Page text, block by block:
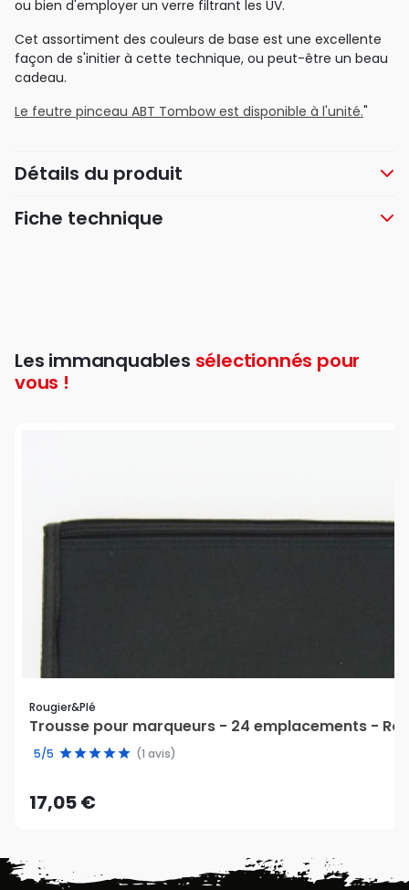
ou bien d'employer un verre filtrant les UV.
Cet assortiment des couleurs de base est une excellente
façon de s'initier à cette technique, ou peut-être un beau
cadeau.
Le feutre pinceau ABT Tombow est disponible à l'unité."
Détails du produit
Fiche technique
Les immanquables sélectionnés pour
vous !
Rougier&plé
Trousse pour marqueurs - 24 emplacements -
5/5 (1 avis)
17,05 €